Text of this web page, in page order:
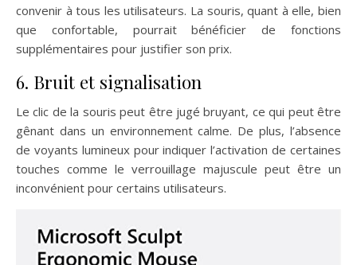
convenir à tous les utilisateurs. La souris, quant à elle, bien
que confortable, pourrait bénéficier de fonctions
supplémentaires pour justifier son prix.
6. Bruit et signalisation
Le clic de la souris peut être jugé bruyant, ce qui peut être
gênant dans un environnement calme. De plus, l’absence
de voyants lumineux pour indiquer l’activation de certaines
touches comme le verrouillage majuscule peut être un
inconvénient pour certains utilisateurs.